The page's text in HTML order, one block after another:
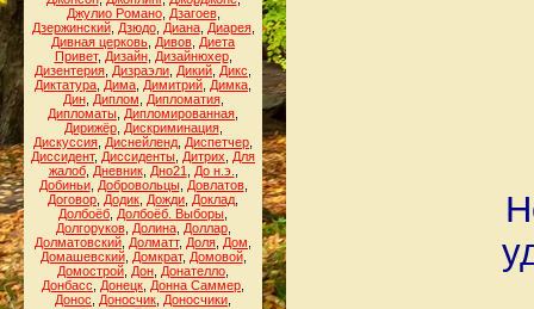
Джулио Романо, Дзагоев,
Дзержинский, Дзюдо, Диана, Диарея,
Дивная церковь Дивов Диета
Привет, Дизайн, Дизайнюхер,
Дизентерия Дизраэли Дикий Дикс
Диктатура Дима Димитрий Димка
Дин, Диплом Дипломатия,
Дипломаты Дипломированная
Дирижёр, Дискриминация,
Дискуссия Диснейленд Диспетчер
Диссидент, Диссиденты Дитрих
Для
жалоб, Дневник, Дно21 До н.э.
Добиньи, Добровольцы, Довлатов,
Договор Додик Дожди Доклад
Долбоёб Долбоёб. Выборы
Долгоруков, Долина, Доллар,
Долматовский Долматт, Доля Дом
Домашевский, Домкрат, Домовой,
Домострой Дон Донателло
Донбасс
Донецк Донна Саммер
Донос
Доносчик Доносчики